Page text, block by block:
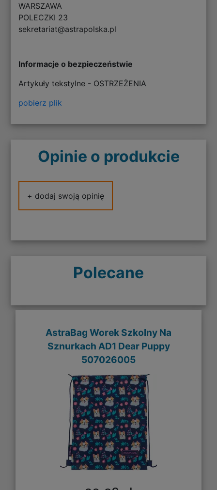
WARSZAWA
POLECZKI 23
sekretariat@astrapolska.pl
Informacje o bezpieczeństwie
Artykuły tekstylne - OSTRZEŻENIA
pobierz plik
Opinie o produkcie
+ dodaj swoją opinię
Polecane
AstraBag Worek Szkolny Na
Sznurkach AD1 Dear Puppy
507026005